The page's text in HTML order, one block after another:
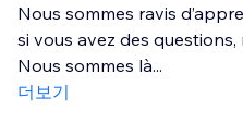
Nous sommes ravis
si vous avez des
Nous sommes là...
더보기